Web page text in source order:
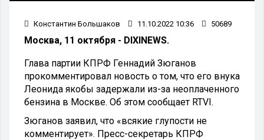
Константин Большаков 11.10.2022 10:36 50689
Москва, 11 октября - DIXINEWS.
Глава партии КПРФ Геннадий Зюганов
прокомментировал новость о том, что его внука
Леонида якобы задержали из-за неоплаченного
бензина в Москве. Об этом сообщает RTVI.
Зюганов заявил, что «всякие глупости не
комментирует». Пресс-секретарь КПРФ